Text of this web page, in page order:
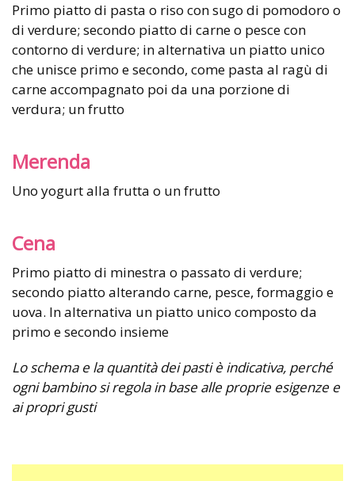
Primo piatto di pasta o riso con sugo di pomodoro o
di verdure; secondo piatto di carne o pesce con
contorno di verdure; in alternativa un piatto unico
che unisce primo e secondo, come pasta al ragù di
carne accompagnato poi da una porzione di
verdura; un frutto
Merenda
Uno yogurt alla frutta o un frutto
Cena
Primo piatto di minestra o passato di verdure;
secondo piatto alterando carne, pesce, formaggio e
uova. In alternativa un piatto unico composto da
primo e secondo insieme
Lo schema e la quantità dei pasti è indicativa, perché
ogni bambino si regola in base alle proprie esigenze e
ai propri gusti